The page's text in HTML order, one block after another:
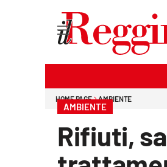
HOME PAGE AMBIENTE
AMBIENTE
Rifiuti,